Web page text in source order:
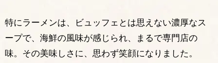
特にラーメンは、ビュッフェとは思えない濃厚なス
ープで、海鮮の風味が感じられ、まるで専門店の
味。その美味しさに、思わず笑顔になりました。